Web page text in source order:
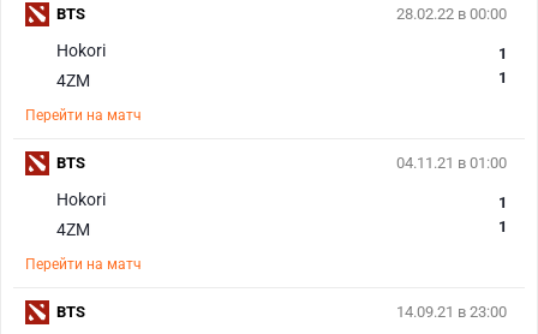
28.02.22 в 00:00
Hokori
4ZM
1
1
Перейти на матч
BTS
04.11.21 в 01:00
Hokori
4ZM
1
1
Перейти на матч
BTS
14.09.21 в 23:00
BTS